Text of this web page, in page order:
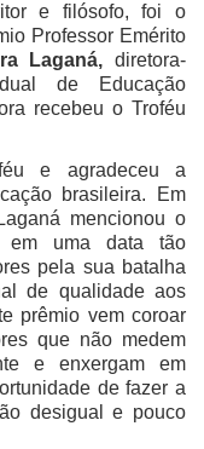
e filósofo, foi o
Professor Emérito
Laganá, diretora-
de Educação
recebeu o Troféu
e agradeceu a
brasileira. Em
mencionou o
em uma data tão
pela sua batalha
de qualidade aos
prêmio vem coroar
que não medem
e enxergam em
de fazer a
desigual e pouco